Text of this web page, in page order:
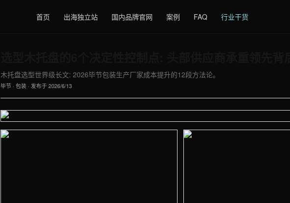
首页 出海独立站 国内品牌官网 案例 FAQ 行业干货
木托盘选型世界级长文: 2026毕节包装生产厂家成本提升的12段方法论。
毕节 · 包装 · 发布于2026/6/13